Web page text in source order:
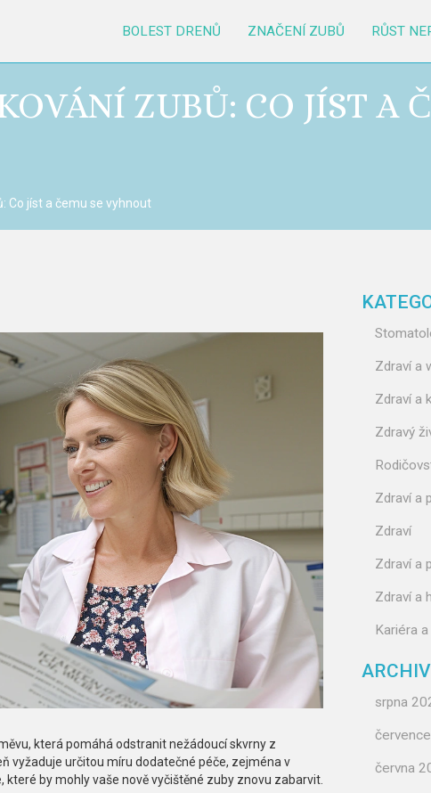
BOLEST DRENŮ ZNAČENÍ ZUBŮ RŮST
ZUBŮ: CO JÍST A
Co jíst a čemu se vyhnout
která pomáhá odstranit nežádoucí skvrny z
vyžaduje určitou míru dodatečné péče, zejména v
by mohly vaše nově vyčištěné zuby znovu zabarvit.
Zdraví a
Zdraví a
Zdravý
Zdraví a
Zdraví
Zdraví a
Zdraví a
Kariéra
ARCHIV
srpna
června